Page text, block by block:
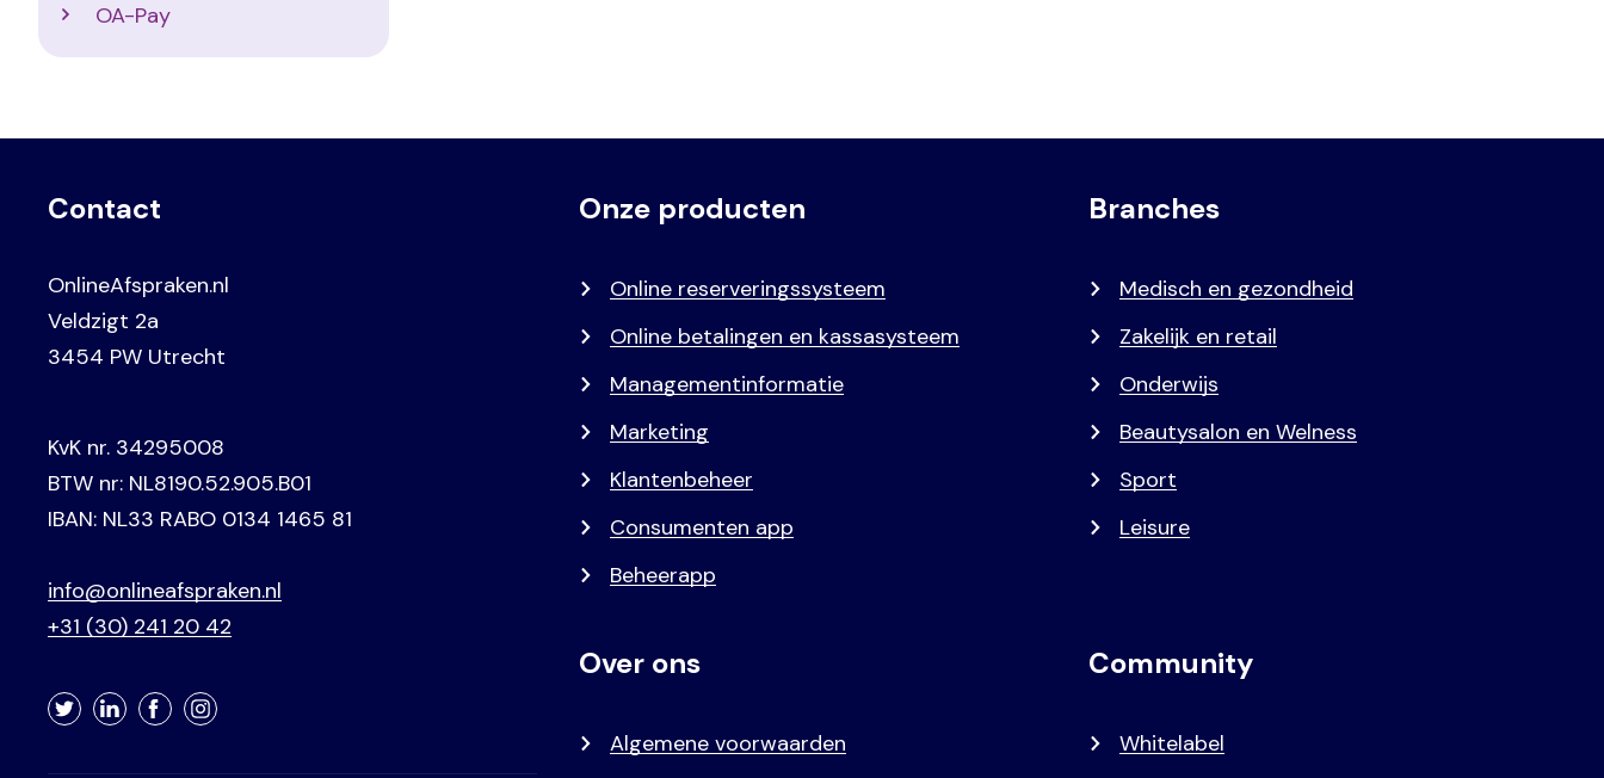
OA-Pay
Contact
OnlineAfspraken.nl
Veldzigt 2a
3454 PW Utrecht
KvK nr. 34295008
BTW nr: NL8190.52.905.B01
IBAN: NL33 RABO 0134 1465 81
info@onlineafspraken.nl
+31 (30) 241 20 42
TwitterLinkedInFacebookInstagram
Voet
Primair
Onze producten
Online reserveringssysteem
Online betalingen en kassasysteem
Managementinformatie
Marketing
Klantenbeheer
Consumenten app
Beheerapp
Branches
Medisch en gezondheid
Zakelijk en retail
Onderwijs
Beautysalon en Welness
Sport
Leisure
Over ons
Algemene voorwaarden
Community
Whitelabel